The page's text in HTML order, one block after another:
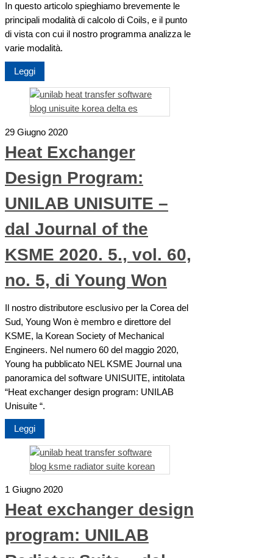
In questo articolo spieghiamo brevemente le
principali modalità di calcolo di Coils, e il punto
di vista con cui il nostro programma analizza le
varie modalità.
Leggi
29 Giugno 2020
Heat Exchanger
Design Program:
UNILAB UNISUITE –
dal Journal of the
KSME 2020. 5., vol. 60,
no. 5, di Young Won
Il nostro distributore esclusivo per la Corea del
Sud, Young Won è membro e direttore del
KSME, la Korean Society of Mechanical
Engineers. Nel numero 60 del maggio 2020,
Young ha pubblicato NEL KSME Journal una
panoramica del software UNISUITE, intitolata
“Heat exchanger design program: UNILAB
Unisuite “.
Leggi
1 Giugno 2020
Heat exchanger design
program: UNILAB